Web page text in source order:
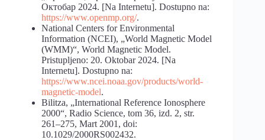
Октобар 2024. [Na Internetu]. Dostupno na:
https://www.openmp.org/.
National Centers for Environmental
Information (NCEI), „World Magnetic Model
(WMM)“, World Magnetic Model.
Pristupljeno: 20. Oktobar 2024. [Na
Internetu]. Dostupno na:
https://www.ncei.noaa.gov/products/world-
magnetic-model.
Bilitza, „International Reference Ionosphere
2000“, Radio Science, tom 36, izd. 2, str.
261–275, Mart 2001, doi:
10.1029/2000RS002432.